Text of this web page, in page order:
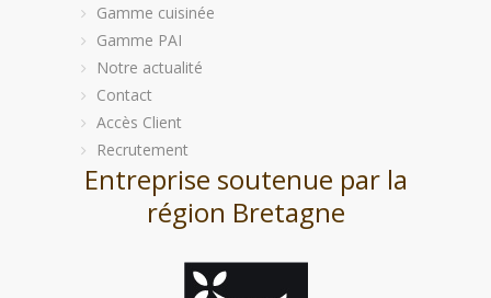
Gamme cuisinée
Gamme PAI
Notre actualité
Contact
Accès Client
Recrutement
Entreprise soutenue par la
région Bretagne